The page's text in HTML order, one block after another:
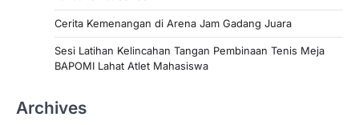
Cerita Kemenangan di Arena Jam Gadang Juara
Sesi Latihan Kelincahan Tangan Pembinaan Tenis Meja
BAPOMI Lahat Atlet Mahasiswa
Archives